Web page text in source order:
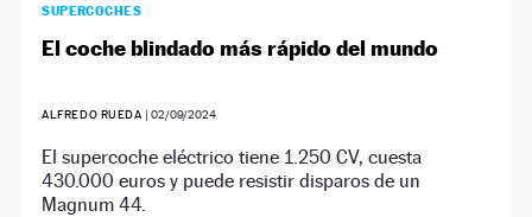
SUPERCOCHES
El coche blindado más rápido del mundo
ALFREDO RUEDA | 02/09/2024
El supercoche eléctrico tiene 1.250 CV, cuesta
430.000 euros y puede resistir disparos de un
Magnum 44.